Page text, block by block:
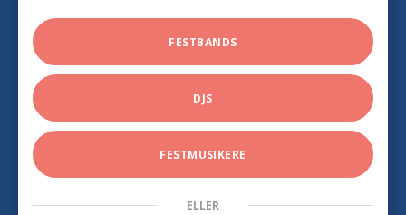
FESTBANDS
DJS
FESTMUSIKERE
ELLER